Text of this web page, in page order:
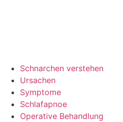
Schnarchen verstehen
Ursachen
Symptome
Schlafapnoe
Operative Behandlung